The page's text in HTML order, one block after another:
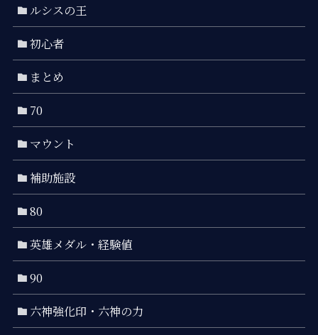
ルシスの王
初心者
まとめ
70
マウント
補助施設
80
英雄メダル・経験値
90
六神強化印・六神の力